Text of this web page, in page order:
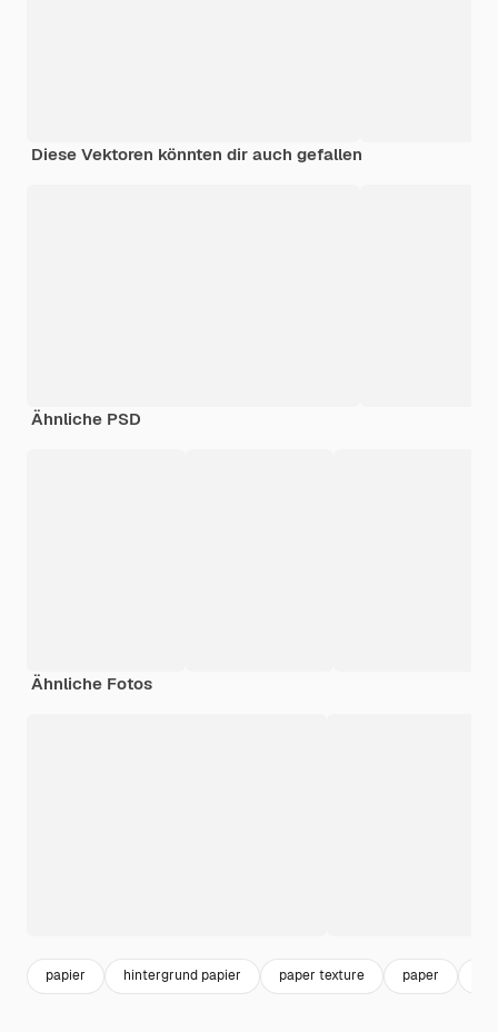
Diese Vektoren könnten dir auch gefallen
Ähnliche PSD
Ähnliche Fotos
papier hintergrund papier paper texture paper